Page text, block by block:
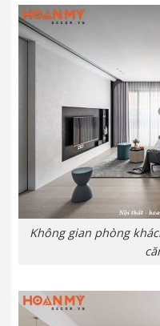
Không gian phòng